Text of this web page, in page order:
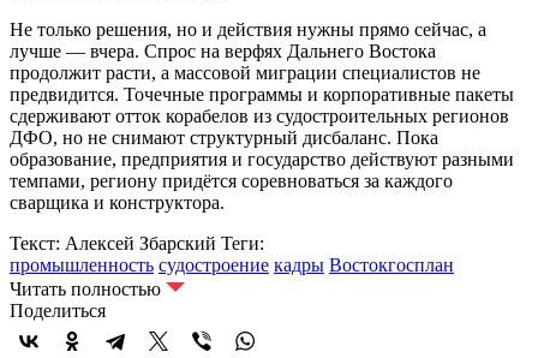
Не только решения, но и действия нужны прямо сейчас, а
лучше — вчера. Спрос на верфях Дальнего Востока
продолжит расти, а массовой миграции специалистов не
предвидится. Точечные программы и корпоративные пакеты
сдерживают отток корабелов из судостроительных регионов
ДФО, но не снимают структурный дисбаланс. Пока
образование, предприятия и государство действуют разными
темпами, региону придётся соревноваться за каждого
сварщика и конструктора.
Текст: Алексей Збарский Теги:
промышленность судостроение кадры Востокгосплан
Читать полностью
Поделиться